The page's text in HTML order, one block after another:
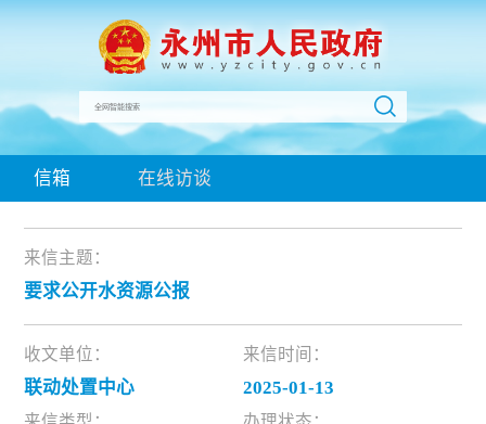
信箱 在线访谈
来信主题：
要求公开水资源公报
收文单位：
联动处置中心
来信时间：
2025-01-13